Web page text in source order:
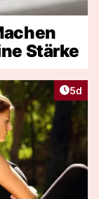
Stärke
5d